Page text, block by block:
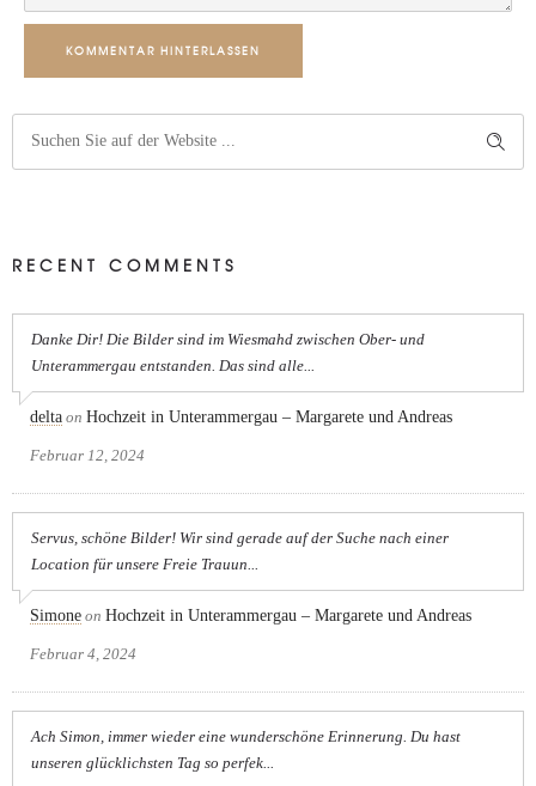
KOMMENTAR HINTERLASSEN
RECENT COMMENTS
Danke Dir! Die Bilder sind im Wiesmahd zwischen Ober- und
Unterammergau entstanden. Das sind alle...
delta on Hochzeit in Unterammergau – Margarete und Andreas
Februar 12, 2024
Servus, schöne Bilder! Wir sind gerade auf der Suche nach einer
Location für unsere Freie Trauun...
Simone on Hochzeit in Unterammergau – Margarete und Andreas
Februar 4, 2024
Ach Simon, immer wieder eine wunderschöne Erinnerung. Du hast
unseren glücklichsten Tag so perfek...